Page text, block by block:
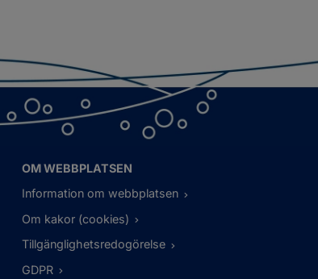
OM WEBBPLATSEN
Information om webbplatsen
Om kakor (cookies)
Tillgänglighetsredogörelse
GDPR